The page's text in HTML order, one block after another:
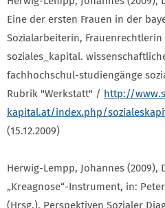
Eine der ersten Frauen in der
Sozialarbeiterin,
soziales_kapital.
fachhochschul-studiengänge
Rubrik "Werkstatt" / http://
kapital.at/index.php/
(15.12.2009)
Herwig-Lempp, Johannes (2009),
„Kreagnose“-Instrument, in:
(Hrsg.), Perspektiven Sozialer